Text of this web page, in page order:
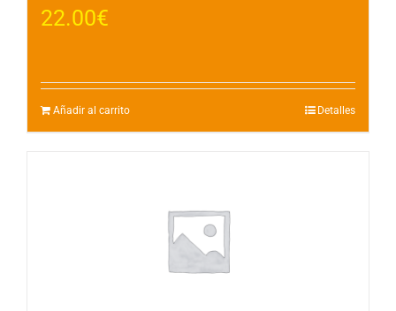
22.00€
Añadir al carrito Detalles